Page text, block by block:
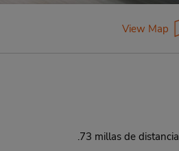
View Map
.73 millas de distancia